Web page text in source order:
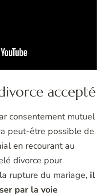
accepté
consentement mutuel
peut-être possible de
en recourant au
divorce pour
rupture du mariage, il
par la voie